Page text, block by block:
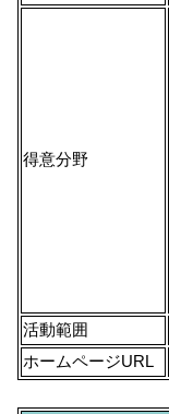
得意分野
活動範囲
ホームページURL